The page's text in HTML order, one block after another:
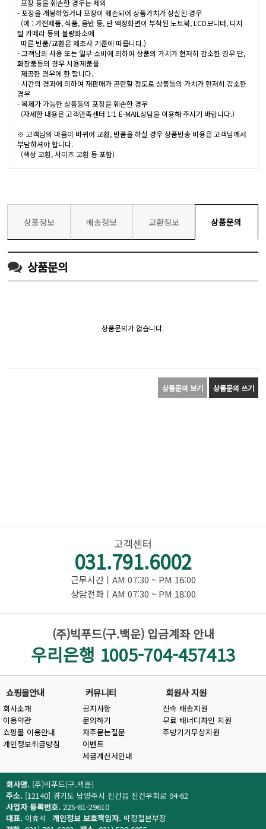
포장 등을 훼손한 경우는 제외
- 포장을 개봉하였거나 포장이 훼손되어 상품가치가 상실된 경우
(예 : 가전제품, 식품, 음반 등, 단 액정화면이 부착된 노트북, LCD모니터, 디지
털 카메라 등의 불량화소에
따른 반품/교환은 제조사 기준에 따릅니다.)
- 고객님의 사용 또는 일부 소비에 의하여 상품의 가치가 현저히 감소한 경우 단,
화장품등의 경우 시용제품을
제공한 경우에 한 합니다.
- 시간의 경과에 의하여 재판매가 곤란할 정도로 상품등의 가치가 현저히 감소한
경우
- 복제가 가능한 상품등의 포장을 훼손한 경우
(자세한 내용은 고객만족센터 1:1 E-MAIL상담을 이용해 주시기 바랍니다.)
※ 고객님의 마음이 바뀌어 교환, 반품을 하실 경우 상품반송 비용은 고객님께서
부담하셔야 합니다.
(색상 교환, 사이즈 교환 등 포함)
상품정보 배송정보 교환정보 상품문의
상품문의
상품문의가 없습니다.
상품문의 보기 상품문의 쓰기
고객센터
031.791.6002
근무시간ㅣAM 07:30 ~ PM 16:00
상담전화ㅣAM 07:30 ~ PM 18:00
(주)빅푸드(구.백운) 입금계좌 안내
우리은행 1005-704-457413
쇼핑몰안내
회사소개
이용약관
쇼핑몰 이용안내
개인정보취급방침
커뮤니티
공지사항
문의하기
자주묻는질문
이벤트
세금계산서안내
회원사 지원
신속 배송지원
무료 배너디자인 지원
주방기기무상지원
회사명. (주)빅푸드(구.백운)
주소. [12140] 경기도 남양주시 진건읍 진건우회로 94-62
사업자 등록번호. 225-81-29610
대표. 이효석 개인정보 보호책임자. 박정철본부장